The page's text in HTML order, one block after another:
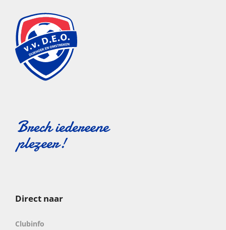
Direct naar
Clubinfo